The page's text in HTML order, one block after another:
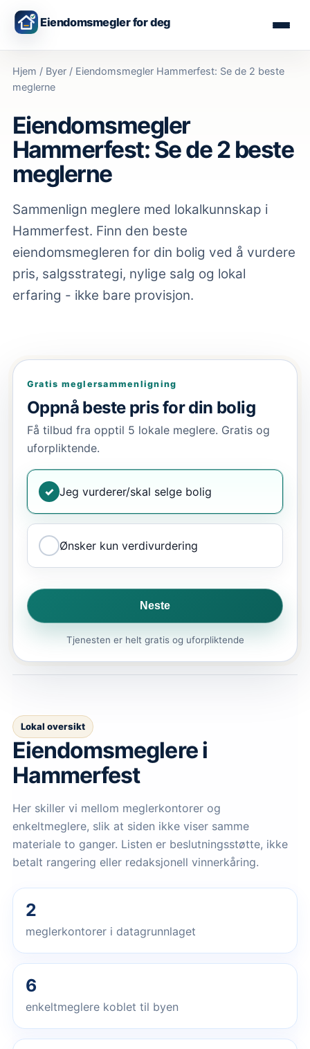
Eiendomsmegler for deg
Hjem / Byer / Eiendomsmegler Hammerfest: Se de 2 beste
meglerne
Eiendomsmegler
Hammerfest: Se de 2 beste
meglerne
Sammenlign meglere med lokalkunnskap i
Hammerfest. Finn den beste
eiendomsmegleren for din bolig ved å vurdere
pris, salgsstrategi, nylige salg og lokal
erfaring - ikke bare provisjon.
Gratis meglersammenligning
Oppnå beste pris for din bolig
Få tilbud fra opptil 5 lokale meglere. Gratis og
uforpliktende.
✓ Jeg vurderer/skal selge bolig
Ønsker kun verdivurdering
Neste
Tjenesten er helt gratis og uforpliktende
Lokal oversikt
Eiendomsmeglerei
Hammerfest
Her skiller vi mellom meglerkontorer og
enkeltmeglere, slik at siden ikke viser samme
materiale to ganger. Listen er beslutningsstøtte, ikke
betalt rangering eller redaksjonell vinnerkåring.
2
meglerkontorer i datagrunnlaget
6
enkeltmeglere koblet til byen